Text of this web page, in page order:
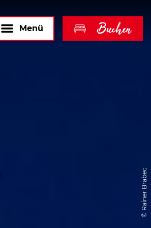
Menü Buchen
© Rainer Brabec